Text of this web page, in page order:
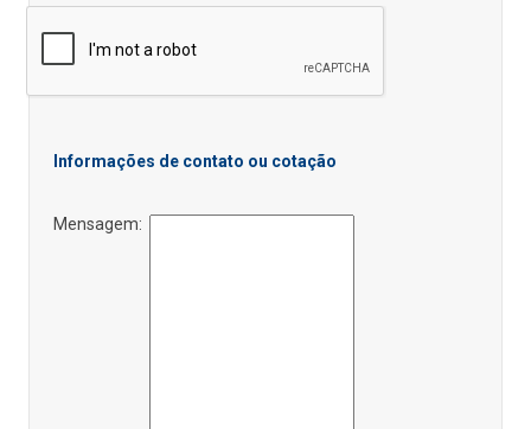
Informações de contato ou cotação
Mensagem: